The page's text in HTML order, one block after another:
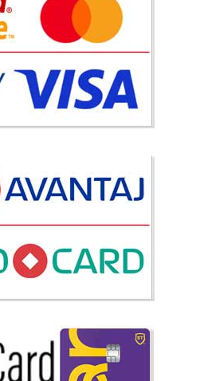
2.034 Lei
- Indisponibil
3 locuri cu lada
lada model deosebit Vella espresso
Compara